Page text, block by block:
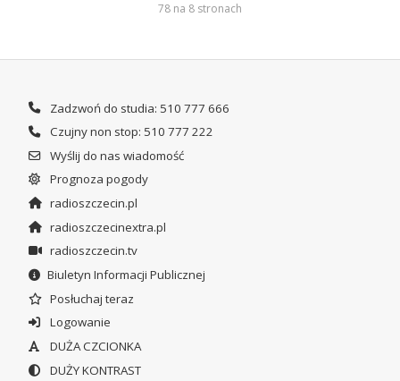
78 na 8 stronach
Zadzwoń do studia: 510 777 666
Czujny non stop: 510 777 222
Wyślij do nas wiadomość
Prognoza pogody
radioszczecin.pl
radioszczecinextra.pl
radioszczecin.tv
Biuletyn Informacji Publicznej
Posłuchaj teraz
Logowanie
DUŻA CZCIONKA
DUŻY KONTRAST